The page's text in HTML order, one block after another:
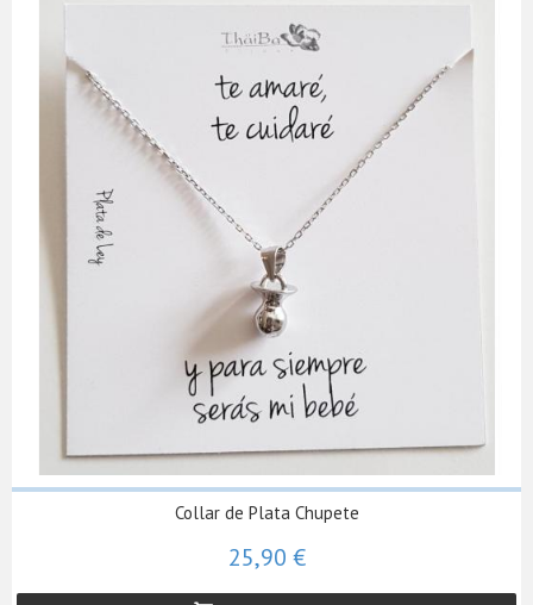
Collar de Plata Chupete
25,90 €